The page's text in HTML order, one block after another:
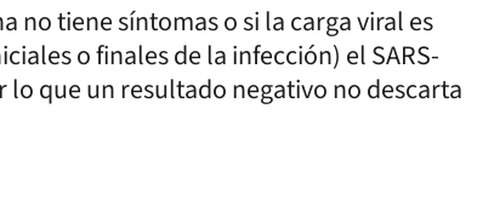
no tiene síntomas o si la carga viral es
o finales de la infección) el SARS-
que un resultado negativo no descarta